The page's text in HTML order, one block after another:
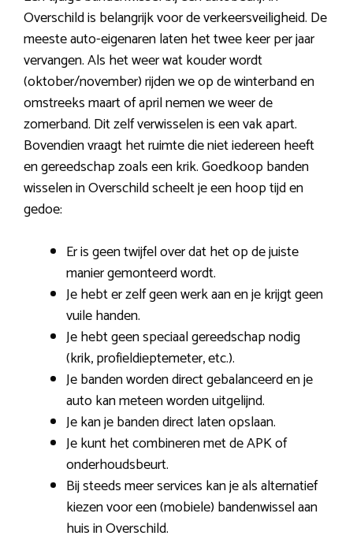
Overschild is belangrijk voor de verkeersveiligheid. De
meeste auto-eigenaren laten het twee keer per jaar
vervangen. Als het weer wat kouder wordt
(oktober/november) rijden we op de winterband en
omstreeks maart of april nemen we weer de
zomerband. Dit zelf verwisselen is een vak apart.
Bovendien vraagt het ruimte die niet iedereen heeft
en gereedschap zoals een krik. Goedkoop banden
wisselen in Overschild scheelt je een hoop tijd en
gedoe:
Er is geen twijfel over dat het op de juiste
manier gemonteerd wordt.
Je hebt er zelf geen werk aan en je krijgt geen
vuile handen.
Je hebt geen speciaal gereedschap nodig
(krik, profieldieptemeter, etc.).
Je banden worden direct gebalanceerd en je
auto kan meteen worden uitgelijnd.
Je kan je banden direct laten opslaan.
Je kunt het combineren met de APK of
onderhoudsbeurt.
Bij steeds meer services kan je als alternatief
kiezen voor een (mobiele) bandenwissel aan
huis in Overschild.